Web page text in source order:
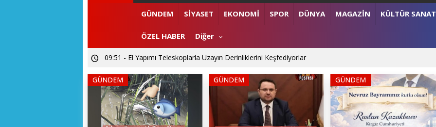
GÜNDEM SİYASET EKONOMİ SPOR DÜNYA MAGAZİN KÜLTÜR SANAT
ÖZEL HABER Diğer
21:17 - Ülke Postası’ndan Sağlık Bakanlığı’na Üst Düzey Ziyaret
14:26 - Akarslanlar Tur’dan şehit ve gazi ailelerine anlamlı destek
09:51 - El Yapımı Teleskoplarla Uzayın Derinliklerini Keşfediyorlar
GÜNDEM GÜNDEM GÜNDEM